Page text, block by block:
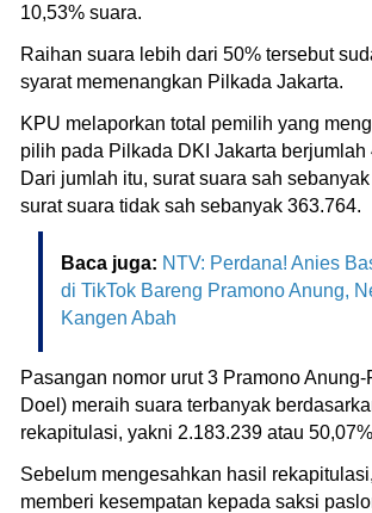
10,53% suara.
Raihan suara lebih dari 50% tersebut
syarat memenangkan Pilkada Jakarta.
KPU melaporkan total pemilih yang
pilih pada Pilkada DKI Jakarta berjumlah
Dari jumlah itu, surat suara sah
surat suara tidak sah sebanyak 363.764.
Baca juga: NTV: Perdana! Anies
di TikTok Bareng Pramono Anung,
Kangen Abah
Pasangan nomor urut 3 Pramono
Doel) meraih suara terbanyak
rekapitulasi, yakni 2.183.239 atau
Sebelum mengesahkan hasil
memberi kesempatan kepada saksi